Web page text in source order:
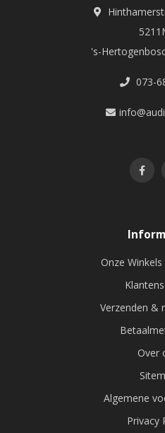
's-
073-
Onze
Verzenden &
Over
Algemene
Privacy